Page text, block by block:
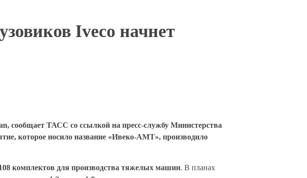
Iveco начнет
сообщает ТАСС со ссылкой на пресс-службу Министерства
которое носило название «Ивеко-АМТ», производило
комплектов для производства тяжелых машин. В планах